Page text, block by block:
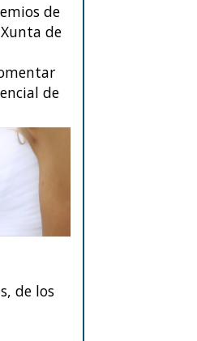
de
de
de
de los